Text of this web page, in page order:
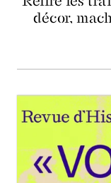
décor,